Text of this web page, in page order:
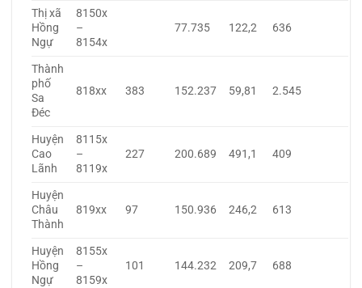
Thị xã
Hồng
Ngự
8150x
–
8154x
77.735 122,2 636
Thành
phố
Sa
Đéc
818xx 383 152.237 59,81 2.545
Huyện
Cao
Lãnh
8115x
–
8119x
227 200.689 491,1 409
Huyện
Châu
Thành
819xx 97 150.936 246,2 613
Huyện
Hồng
Ngự
8155x
–
8159x
101 144.232 209,7 688